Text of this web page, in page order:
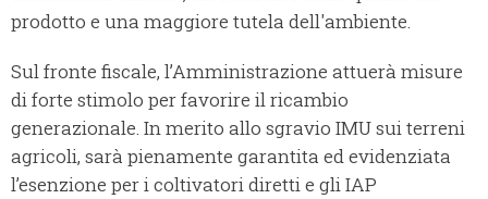
prodotto e una maggiore tutela dell'ambiente.
Sul fronte fiscale, l’Amministrazione attuerà misure
di forte stimolo per favorire il ricambio
generazionale. In merito allo sgravio IMU sui terreni
agricoli, sarà pienamente garantita ed evidenziata
l’esenzione per i coltivatori diretti e gli IAP